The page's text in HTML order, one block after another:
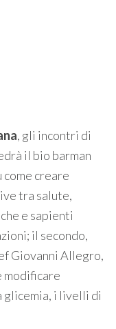
, gli incontri di
il bio barman
creare
tra salute,
e sapienti
il secondo,
Giovanni Allegro,
modificare
glicemia, i livelli di